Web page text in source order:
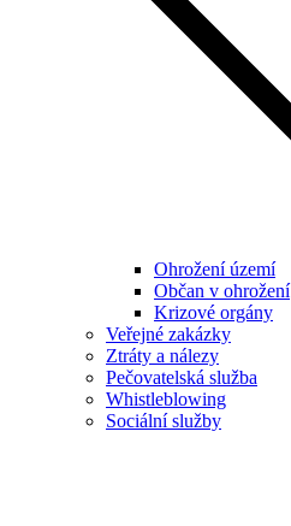
Ohrožení území
Občan v ohrožení
Krizové orgány
Veřejné zakázky
Ztráty a nálezy
Pečovatelská služba
Whistleblowing
Sociální služby